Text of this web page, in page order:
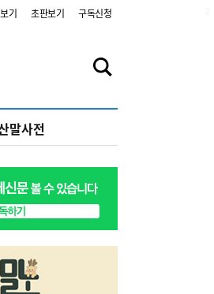
기 초판보기 구독신청
말사전